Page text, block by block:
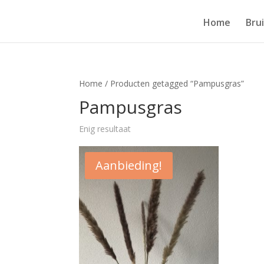
Home
Home / Producten getagged “Pampusgras”
Pampusgras
Enig resultaat
Aanbieding!